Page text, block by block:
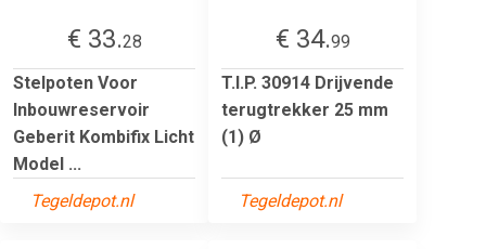
€ 33.28
Stelpoten Voor
Inbouwreservoir
Geberit Kombifix Licht
Model ...
Tegeldepot.nl
€ 34.99
T.I.P. 30914 Drijvende
terugtrekker 25 mm
(1) Ø
Tegeldepot.nl